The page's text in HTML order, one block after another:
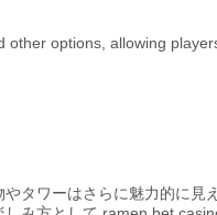
options, allowing
タワーはさらに魅力的に見